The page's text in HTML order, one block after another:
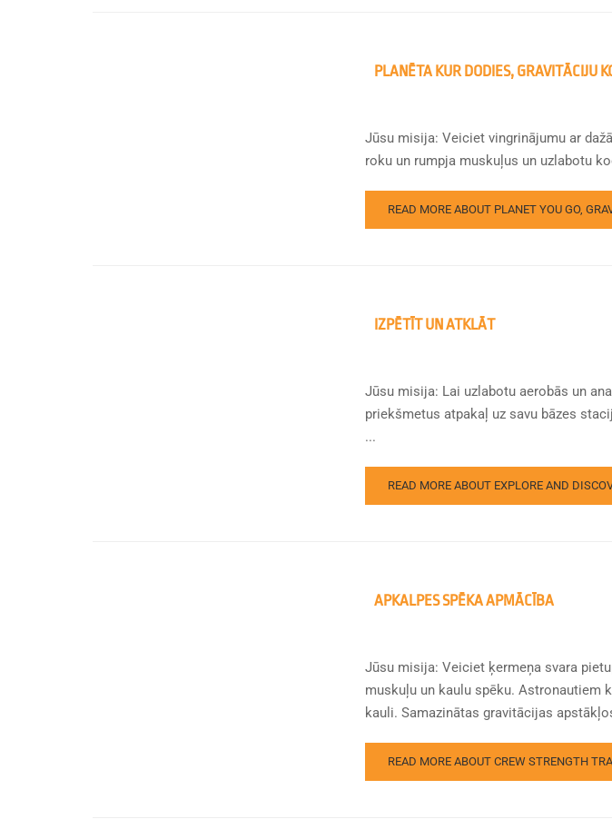
PLANĒTA KUR DODIES, GRAVITĀCIJU
Jūsu misija: Veiciet vingrinājumu ar
roku un rumpja muskuļus un uzlabotu
READ MORE ABOUT PLANET YOU GO,
IZPĒTĪT UN ATKLĀT
Jūsu misija: Lai uzlabotu aerobās un
priekšmetus atpakaļ uz savu bāzes
...
READ MORE ABOUT EXPLORE AND
APKALPES SPĒKA APMĀCĪBA
Jūsu misija: Veiciet ķermeņa svara
muskuļu un kaulu spēku. Astronautiem
kauli. Samazinātas gravitācijas
READ MORE ABOUT CREW STRENGTH